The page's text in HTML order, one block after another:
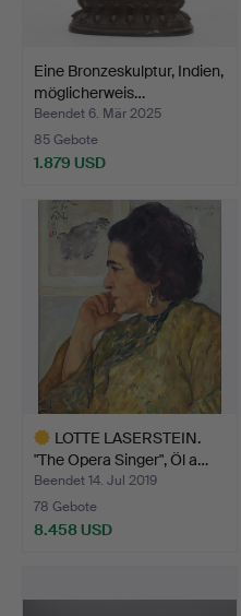
Eine Bronzeskulptur, Indien,
möglicherweis…
Beendet 6. Mär 2025
85 Gebote
1.879 USD
LOTTE LASERSTEIN.
"The Opera Singer", Öl a…
Beendet 14. Jul 2019
78 Gebote
8.458 USD